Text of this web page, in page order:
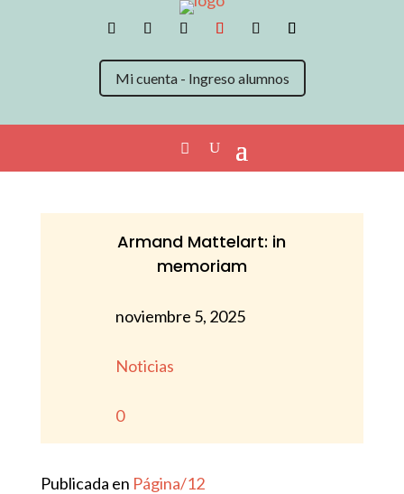
Mi cuenta - Ingreso alumnos
Armand Mattelart: in
memoriam
noviembre 5, 2025
Noticias
0
Publicada en Página/12